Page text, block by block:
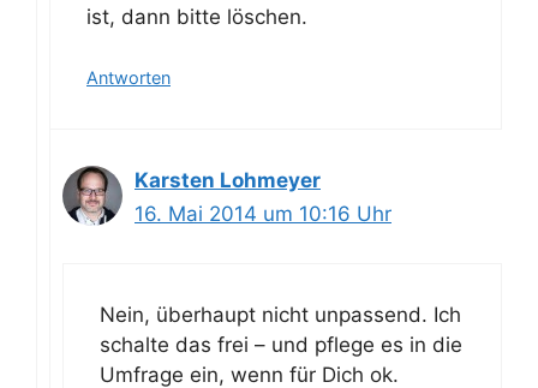
ist, dann bitte löschen.
Antworten
Karsten Lohmeyer
16. Mai 2014 um 10:16 Uhr
Nein, überhaupt nicht unpassend. Ich
schalte das frei – und pflege es in die
Umfrage ein, wenn für Dich ok.